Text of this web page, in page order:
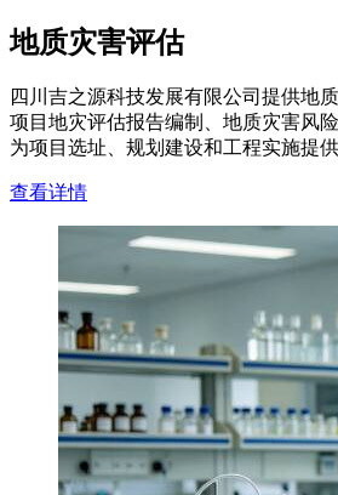
地质灾害评估
四川吉之源科技发展有限公司提供地
项目地灾评估报告编制、地质灾害风
为项目选址、规划建设和工程实施提供
查看详情